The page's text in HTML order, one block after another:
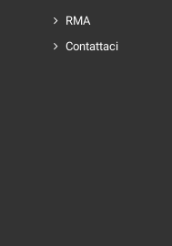
RMA
Contattaci